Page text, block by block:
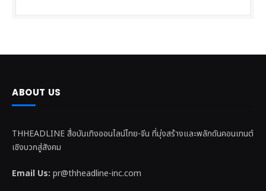
ABOUT US
THHEADLINE สื่อบันเทิงออนไลน์ไทย-จีน ที่มุ่งสร้างและพลักดันคอนเทนต์
เชิงบวกสู่สังคม
Email Us: pr@thheadline-inc.com